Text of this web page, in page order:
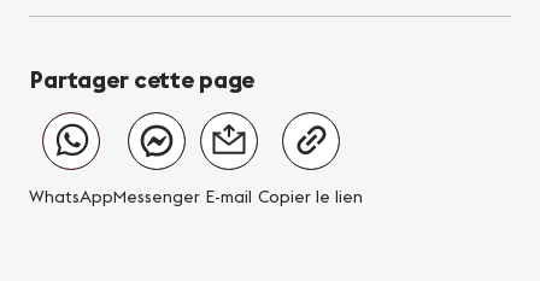
Partager cette page
WhatsAppMessenger E-mail Copier le lien